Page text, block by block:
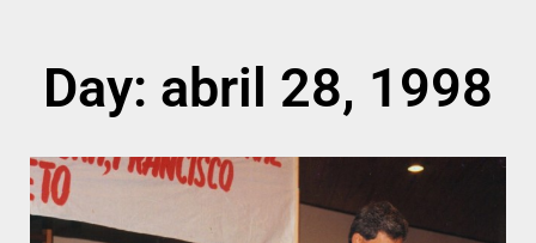
Day: abril 28, 1998